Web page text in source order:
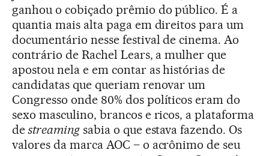
ganhou o cobiçado prêmio do público. É a
quantia mais alta paga em direitos para um
documentário nesse festival de cinema. Ao
contrário de Rachel Lears, a mulher que
apostou nela e em contar as histórias de
candidatas que queriam renovar um
Congresso onde 80% dos políticos eram do
sexo masculino, brancos e ricos, a plataforma
destreamingsabia o que estava fazendo. Os
valores da marca AOC – o acrônimo de seu